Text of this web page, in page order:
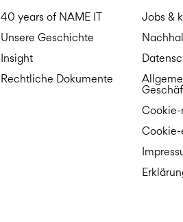
40 years of NAME IT
Unsere Geschichte
Insight
Rechtliche Dokumente
Jobs &